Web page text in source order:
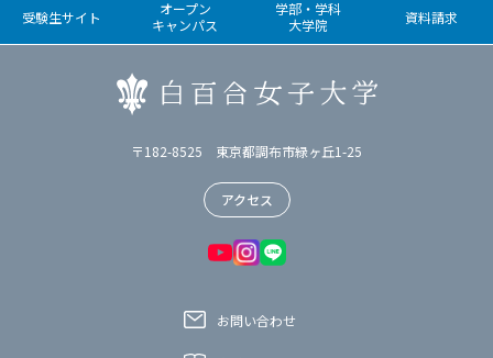
受験生サイト
オープン
キャンパス
学部・学科
大学院
資料請求
〒182-8525 東京都調布市緑ヶ丘1-25
アクセス
お問い合わせ